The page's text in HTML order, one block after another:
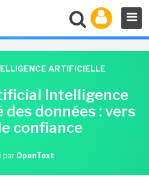
ARTIFICIELLE
Intelligence
données : vers
confiance
par OpenText